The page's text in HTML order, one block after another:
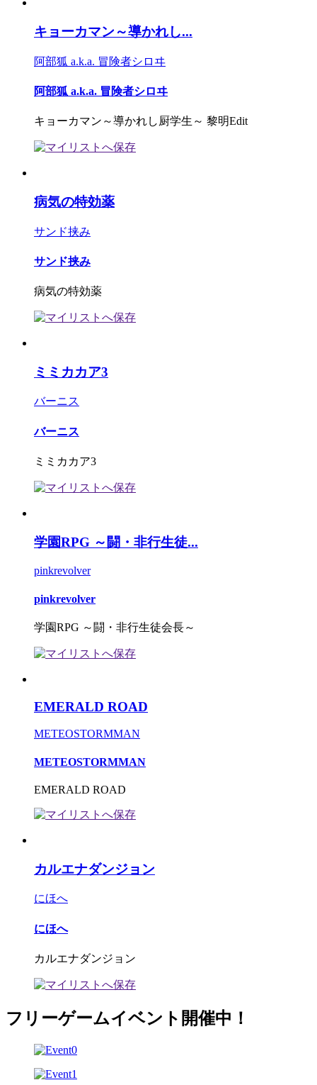
キョーカマン～導かれし...
阿部狐 a.k.a. 冒険者シロヰ
阿部狐 a.k.a. 冒険者シロヰ
キョーカマン～導かれし厨学生～ 黎明Edit
病気の特効薬
サンド挟み
サンド挟み
病気の特効薬
ミミカカア3
バーニス
バーニス
ミミカカア3
学園RPG ～闘・非行生徒...
pinkrevolver
pinkrevolver
学園RPG ～闘・非行生徒会長～
EMERALD ROAD
METEOSTORMMAN
METEOSTORMMAN
EMERALD ROAD
カルエナダンジョン
にほへ
にほへ
カルエナダンジョン
フリーゲームイベント開催中！